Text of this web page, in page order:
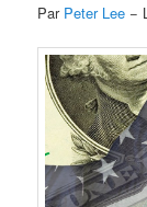
Par Peter Lee −